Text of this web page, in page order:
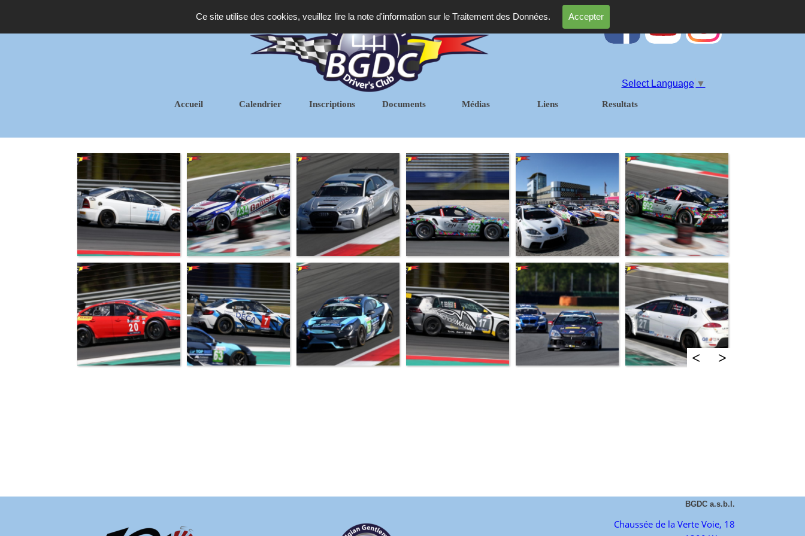
Ce site utilise des cookies, veuillez lire la note d'information sur le Traitement des Données. Accepter
Accueil Calendrier Inscriptions Documents Médias Liens Resultats
Select Language ▼
< >
BGDC a.s.b.l.
Chaussée de la Verte Voie, 18